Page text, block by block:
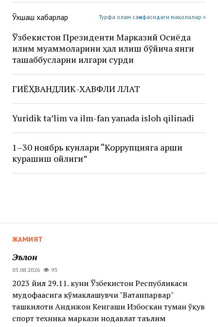
ЖАМИЯТ
Эълон
03.08.2026 93
2023 йил 29.11. куни Ўзбекистон Республикаси
мудофаасига кўмаклашувчи "Ватанпарвар"
ташкилоти Андижон Кенгаши Избоскан туман ўқув
спорт техника маркази нодавлат таълим
Ўхшаш хабарлар Турфа олам саҳифасидаги мақолалар »
Ўзбекистон Президенти Марказий Осиёда
иқлим муаммоларини ҳал қилиш бўйича янги
ташаббусларни илгари сурди
ГИЁҲВАНДЛИК-ХАВФЛИ ЛЛАТ
Yuridik ta’lim va ilm-fan yanada isloh qilinadi
1–30 ноябрь кунлари “Коррупцияга қарши
курашиш ойлиги”